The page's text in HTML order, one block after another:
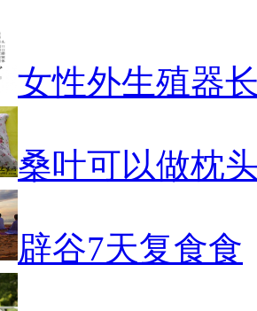
女性外生殖器
桑叶可以做枕
辟谷7天复食食